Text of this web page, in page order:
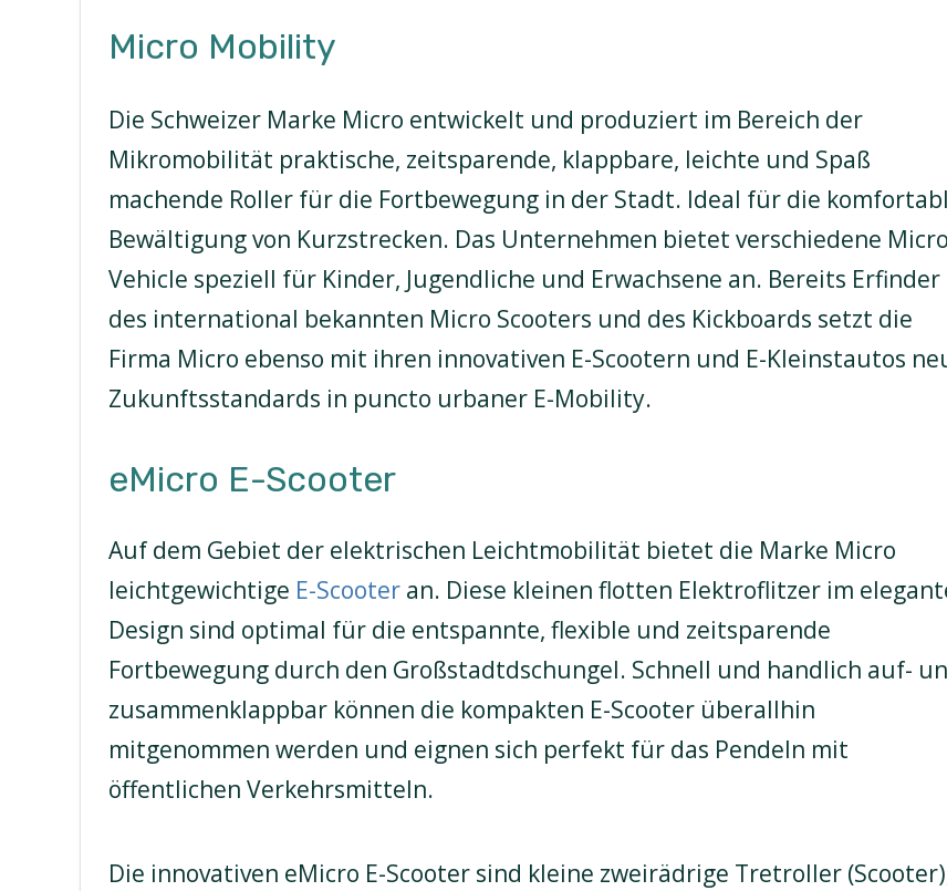
Micro Mobility
Die Schweizer Marke Micro entwickelt und produziert im Bereich der
Mikromobilität praktische, zeitsparende, klappbare, leichte und Spaß
machende Roller für die Fortbewegung in der Stadt. Ideal für die
Bewältigung von Kurzstrecken. Das Unternehmen bietet verschiedene Micro
Vehicle speziell für Kinder, Jugendliche und Erwachsene an. Bereits Erfinder
des international bekannten Micro Scooters und des Kickboards setzt die
Firma Micro ebenso mit ihren innovativen E-Scootern und E-Kleinstautos
Zukunftsstandards in puncto urbaner E-Mobility.
eMicro E-Scooter
Auf dem Gebiet der elektrischen Leichtmobilität bietet die Marke Micro
leichtgewichtige E-Scooter an. Diese kleinen flotten Elektroflitzer im
Design sind optimal für die entspannte, flexible und zeitsparende
Fortbewegung durch den Großstadtdschungel. Schnell und handlich auf-
zusammenklappbar können die kompakten E-Scooter überallhin
mitgenommen werden und eignen sich perfekt für das Pendeln mit
öffentlichen Verkehrsmitteln.
Die innovativen eMicro E-Scooter sind kleine zweirädrige Tretroller